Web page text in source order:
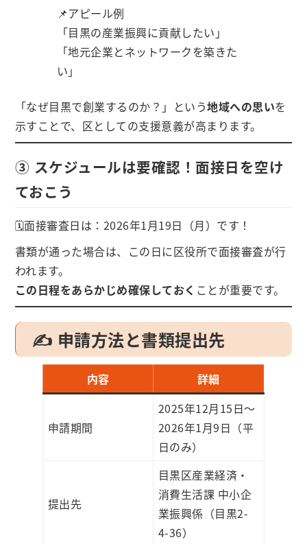
📌アピール例
「目黒の産業振興に貢献したい」
「地元企業とネットワークを築きた
い」
「なぜ目黒で創業するのか？」という地域への思いを
示すことで、区としての支援意義が高まります。
③ スケジュールは要確認！面接日を空け
ておこう
🗓️面接審査日は：2026年1月19日（月）です！
書類が通った場合は、この日に区役所で面接審査が行
われます。
この日程をあらかじめ確保しておく ことが重要です。
✍️ 申請方法と書類提出先
内容 詳細
申請期間
2025年12月15日～
2026年1月9日（平
日のみ）
提出先
目黒区産業経済・
消費生活課 中小企
業振興係（目黒2-
4-36）